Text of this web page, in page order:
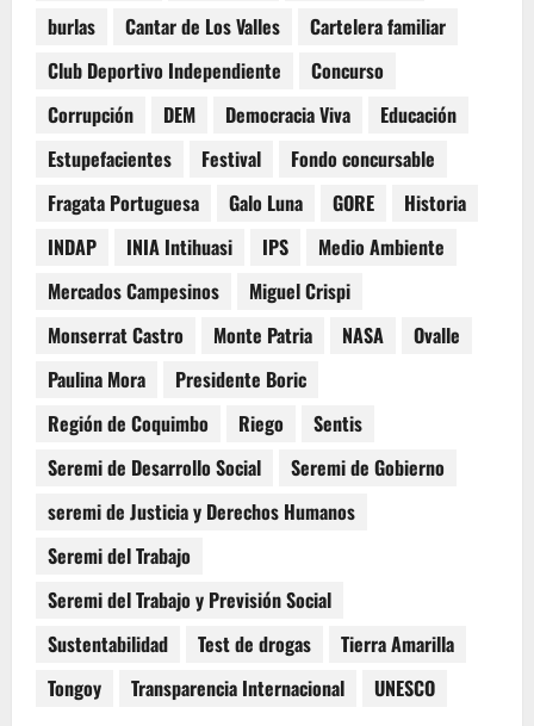
burlas
Cantar de Los Valles
Cartelera familiar
Club Deportivo Independiente
Concurso
Corrupción
DEM Democracia Viva
Educación
Estupefacientes
Festival
Fondo concursable
Fragata Portuguesa
Galo Luna GORE
Historia
INDAP
INIA Intihuasi IPS
Medio Ambiente
Mercados Campesinos
Miguel Crispi
Monserrat Castro
Monte Patria NASA
Ovalle
Paulina Mora
Presidente Boric
Región de Coquimbo
Riego
Sentis
Seremi de Desarrollo Social
Seremi de Gobierno
seremi de Justicia y Derechos Humanos
Seremi del Trabajo
Seremi del Trabajo y Previsión Social
Sustentabilidad
Test de drogas
Tierra Amarilla
Tongoy
Transparencia Internacional UNESCO